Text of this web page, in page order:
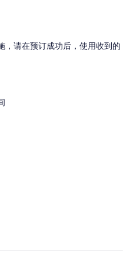
，请在预订成功后，使用收到的